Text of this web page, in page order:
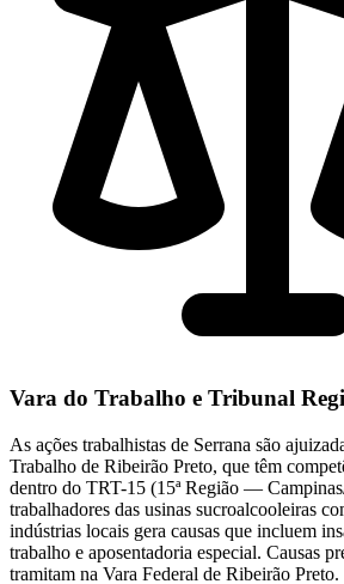
Vara do Trabalho e Tribunal
As ações trabalhistas de Serrana são
Trabalho de Ribeirão Preto, que têm
dentro do TRT-15 (15ª Região —
trabalhadores das usinas sucroalcooleiras
indústrias locais gera causas que incluem
trabalho e aposentadoria especial. Causas
tramitam na Vara Federal de Ribeirão Preto.